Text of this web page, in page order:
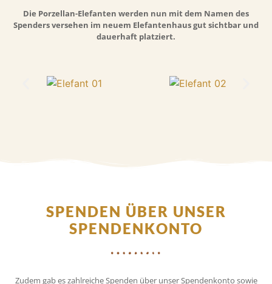
Die Porzellan-Elefanten werden nun mit dem Namen des
Spenders versehen im neuem Elefantenhaus gut sichtbar und
dauerhaft platziert.
SPENDEN ÜBER UNSER
SPENDENKONTO
Zudem gab es zahlreiche Spenden über unser Spendenkonto sowie